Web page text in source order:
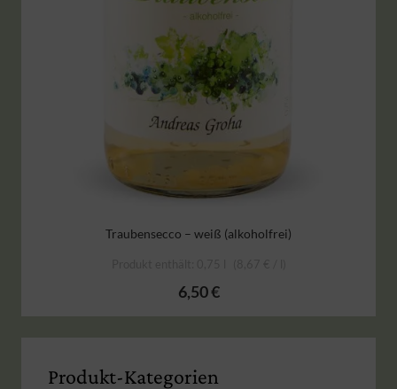
Traubensecco – weiß (alkoholfrei)
6,50€
Produkt-Kategorien